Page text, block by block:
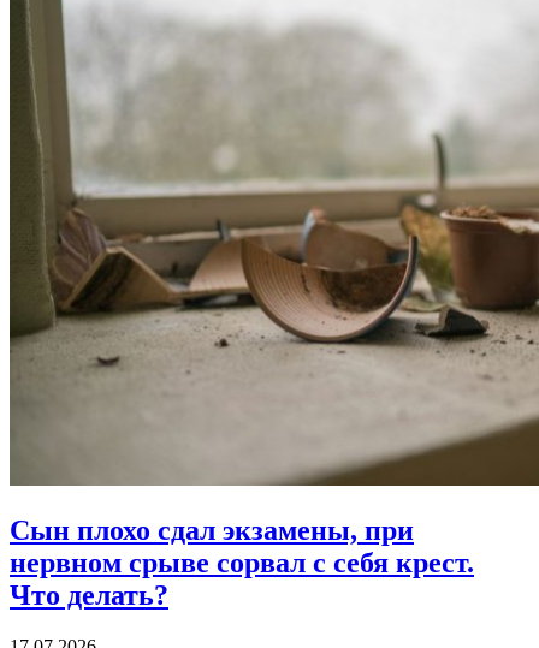
Сын плохо сдал экзамены, при
нервном срыве сорвал с себя крест.
Что делать?